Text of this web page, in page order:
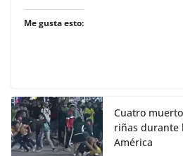
Me gusta esto:
Cuatro
riñas durante
América